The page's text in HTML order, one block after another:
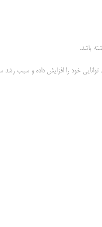
باشد.
خود را افزایش داده و سبب رشد